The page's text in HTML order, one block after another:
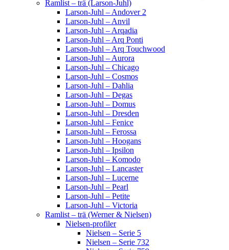
Ramlist – trä (Larson-Juhl)
Larson-Juhl – Andover 2
Larson-Juhl – Anvil
Larson-Juhl – Arqadia
Larson-Juhl – Arq Ponti
Larson-Juhl – Arq Touchwood
Larson-Juhl – Aurora
Larson-Juhl – Chicago
Larson-Juhl – Cosmos
Larson-Juhl – Dahlia
Larson-Juhl – Degas
Larson-Juhl – Domus
Larson-Juhl – Dresden
Larson-Juhl – Fenice
Larson-Juhl – Ferossa
Larson-Juhl – Hoogans
Larson-Juhl – Ipsilon
Larson-Juhl – Komodo
Larson-Juhl – Lancaster
Larson-Juhl – Lucerne
Larson-Juhl – Pearl
Larson-Juhl – Petite
Larson-Juhl – Victoria
Ramlist – trä (Werner & Nielsen)
Nielsen-profiler
Nielsen – Serie 5
Nielsen – Serie 732